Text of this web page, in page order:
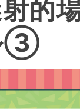
射的
③